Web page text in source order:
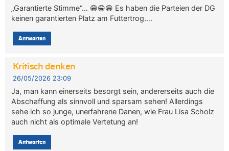
„Garantierte Stimme“… 😁😁😁 Es haben die Parteien der DG
keinen garantierten Platz am Futtertrog….
Antworten
Kritisch denken
26/05/2026 23:09
Ja, man kann einerseits besorgt sein, andererseits auch die
Abschaffung als sinnvoll und sparsam sehen! Allerdings
sehe ich so junge, unerfahrene Danen, wie Frau Lisa Scholz
auch nicht als optimale Vertetung an!
Antworten